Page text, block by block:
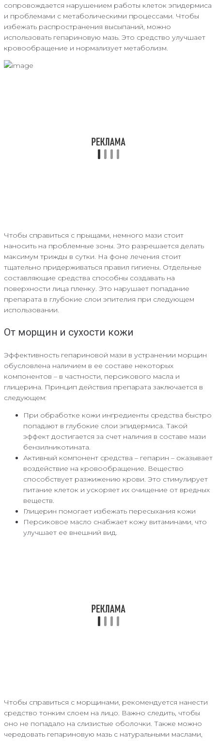
сопровождается нарушением работы клеток эпидермиса
и проблемами с метаболическими процессами. Чтобы
избежать распространения высыпаний, можно
использовать гепариновую мазь. Это средство улучшает
кровообращение и нормализует метаболизм.
Чтобы справиться с прыщами, немного мази стоит
наносить на проблемные зоны. Это разрешается делать
максимум трижды в сутки. На фоне лечения стоит
тщательно придерживаться правил гигиены. Отдельные
составляющие средства способны создавать на
поверхности лица пленку. Это нарушает попадание
препарата в глубокие слои эпителия при следующем
использовании.
От морщин и сухости кожи
Эффективность гепариновой мази в устранении морщин
обусловлена наличием в ее составе некоторых
компонентов – в частности, персикового масла и
глицерина. Принцип действия препарата заключается в
следующем:
При обработке кожи ингредиенты средства быстро
попадают в глубокие слои эпидермиса. Такой
эффект достигается за счет наличия в составе мази
бензилникотината.
Активный компонент средства – гепарин – оказывает
воздействие на кровообращение. Вещество
способствует разжижению крови. Это стимулирует
питание клеток и ускоряет их очищение от вредных
веществ.
Глицерин помогает избежать пересыхания кожи
Персиковое масло снабжает кожу витаминами, что
улучшает ее внешний вид.
Чтобы справиться с морщинами, рекомендуется нанести
средство тонким слоем на лицо. Важно следить, чтобы
оно не попадало на слизистые оболочки. Также можно
чередовать гепариновую мазь с натуральными маслами,